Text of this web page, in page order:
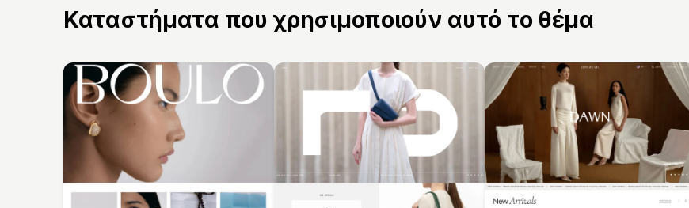
Καταστήματα που χρησιμοποιούν αυτό το θέμα